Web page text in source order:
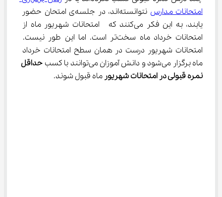
امتحانات مدارس
نتوانسته‌اند، در جلسه‌ی امتحان حضور
یابند، به این فکر می‌کنند که  امتحانات شهریور ماه از
امتحانات خرداد ماه سخت‌تر است. اما این طور نیست.
امتحانات شهریور درست در همان سطح امتحانات خرداد
ماه برگزار می‌شود و دانش آموزان می‌توانند با کسب
حداقل
نمره قبولی در امتحانات شهریور ماه قبول شوند.